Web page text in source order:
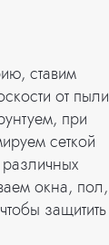
ставим
от пыли
при
сеткой
окна, пол,
защитить